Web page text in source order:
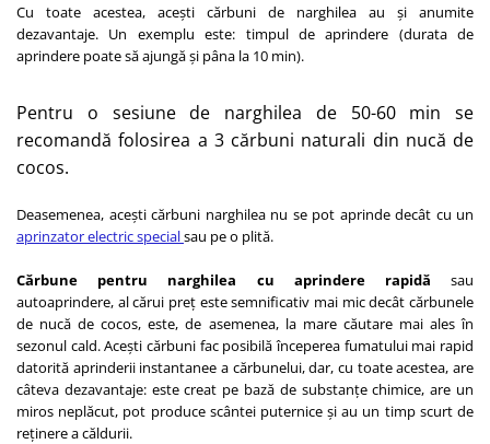
Cu toate acestea, acești cărbuni de narghilea au și anumite
dezavantaje. Un exemplu este: timpul de aprindere (durata de
aprindere poate să ajungă și pâna la 10 min).
Pentru o sesiune de narghilea de 50-60 min se
recomandă folosirea a 3 cărbuni naturali din nucă de
cocos.
Deasemenea, acești cărbuni narghilea nu se pot aprinde decât cu un
aprinzator electric specialsau pe o plită.
Cărbune pentru narghilea cu aprindere rapidă sau
autoaprindere, al cărui preț este semnificativ mai mic decât cărbunele
de nucă de cocos, este, de asemenea, la mare căutare mai ales în
sezonul cald. Acești cărbuni fac posibilă începerea fumatului mai rapid
datorită aprinderii instantanee a cărbunelui, dar, cu toate acestea, are
câteva dezavantaje: este creat pe bază de substanțe chimice, are un
miros neplăcut, pot produce scântei puternice și au un timp scurt de
reținere a căldurii.